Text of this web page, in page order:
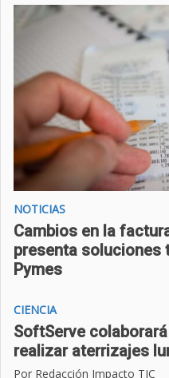
NOTICIAS
Cambios en la
presenta soluciones
Pymes
CIENCIA
SoftServe
realizar aterrizajes
Por Redacción Impacto TIC